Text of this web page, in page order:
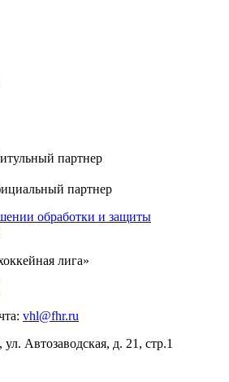
партнер
партнер
обработки и защиты
лига»
vhl@fhr.ru
Автозаводская, д. 21, стр.1